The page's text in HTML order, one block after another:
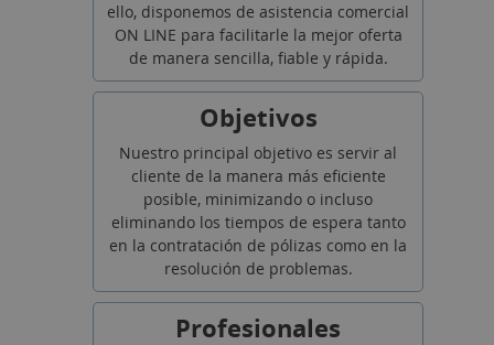
ello, disponemos de asistencia comercial
ON LINE para facilitarle la mejor oferta
de manera sencilla, fiable y rápida.
Objetivos
Nuestro principal objetivo es servir al
cliente de la manera más eficiente
posible, minimizando o incluso
eliminando los tiempos de espera tanto
en la contratación de pólizas como en la
resolución de problemas.
Profesionales